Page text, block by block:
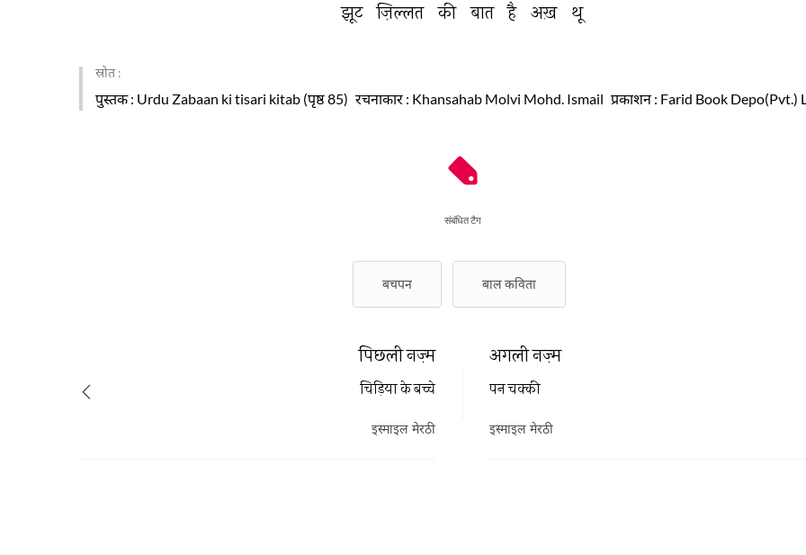
झूट ज़िल्लत की बात है अख़ थू
स्रोत :
पुस्तक: Urdu Zabaan ki tisari kitab (पृष्ठ 85) रचनाकार : Khansahab Molvi Mohd. Ismail प्रकाशन: Farid Book Depo(Pvt.)
संबंधित टैग
बचपन बाल कविता
अगली नज़्म
पन चक्की
इस्माइल मेरठी
पिछली नज़्म
चिड़िया के बच्चे
इस्माइल मेरठी